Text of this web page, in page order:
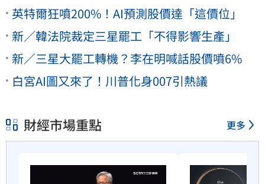
英特爾狂噴200%！AI預測股價達「這價位」
新／韓法院裁定三星罷工「不得影響生產」
新／三星大罷工轉機？李在明喊話股價噴6%
白宮AI圖又來了！川普化身007引熱議
財經市場重點 更多